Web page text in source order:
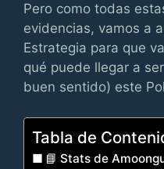
Pero como todas
evidencias, vamos a
Estrategia para que
qué puede llegar a
buen sentido) este
Tabla de
📘 Stats de